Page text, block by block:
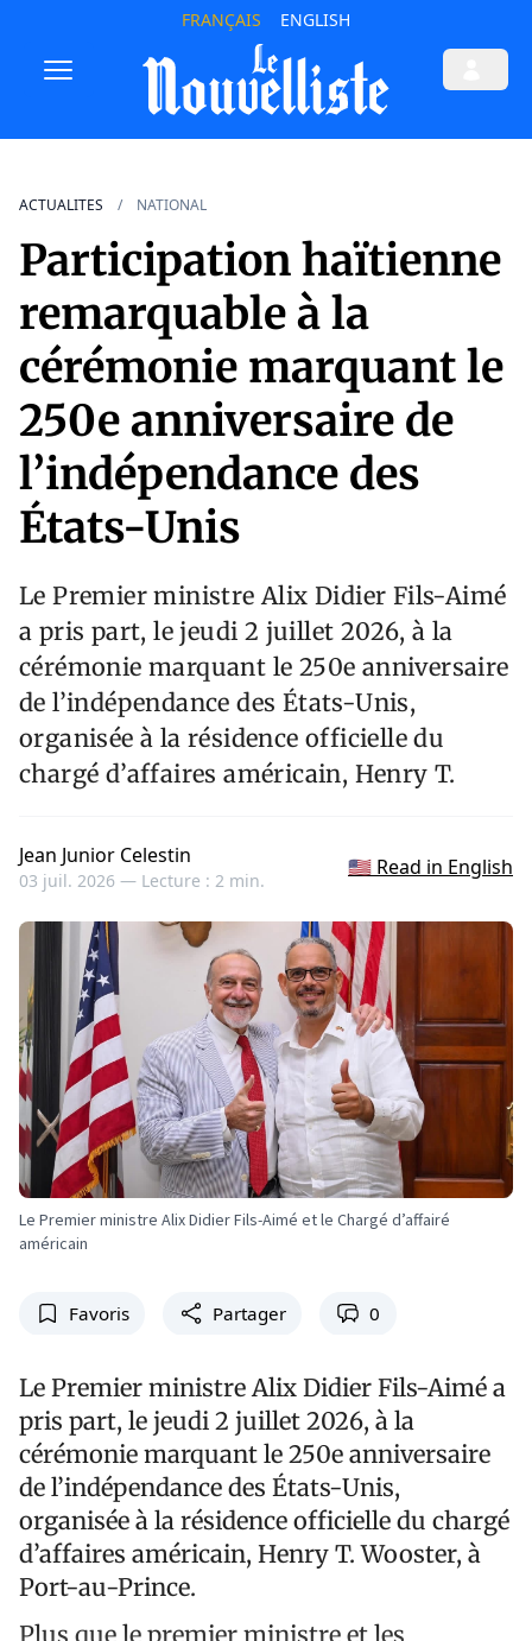
FRANÇAIS ENGLISH
ACTUALITES NATIONAL
Participation haïtienne
remarquable à la
cérémonie marquant le
250e anniversaire de
l’indépendance des
États-Unis
Le Premier ministre Alix Didier Fils-Aimé
a pris part, le jeudi 2 juillet 2026, à la
cérémonie marquant le 250e anniversaire
de l’indépendance des États-Unis,
organisée à la résidence officielle du
chargé d’affaires américain, Henry T.
Jean Junior Celestin
03 juil. 2026 — Lecture : 2 min.
🇺🇸 Read in English
Le Premier ministre Alix Didier Fils-Aimé et le Chargé d’affairé
américain
Favoris Partager 0
Le Premier ministre Alix Didier Fils-Aimé a
pris part, le jeudi 2 juillet 2026, à la
cérémonie marquant le 250e anniversaire
de l’indépendance des États-Unis,
organisée à la résidence officielle du chargé
d’affaires américain, Henry T. Wooster, à
Port-au-Prince.
Plus que le premier ministre et les